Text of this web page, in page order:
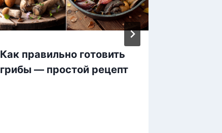
Как правильно готовить
грибы — простой рецепт